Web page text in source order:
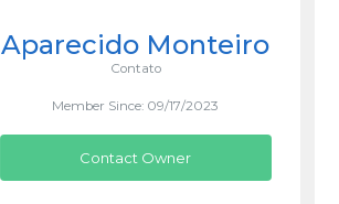
Aparecido Monteiro
Contato
Member Since: 09/17/2023
Contact Owner